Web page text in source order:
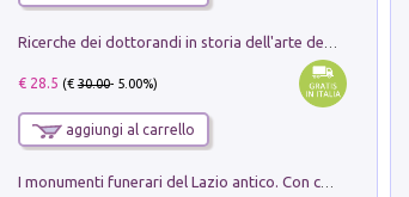
€ 28.5 (€30.00- 5.00%)
aggiungi al carrello
I monumenti funerari del Lazio antico. Con cartella con tavole